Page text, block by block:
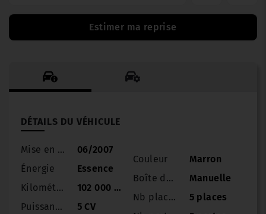
Estimer ma reprise
DÉTAILS DU VÉHICULE
Mise en circulation
06/2007
Énergie
Essence
Kilométrage
102 000 km
Puissance
5 CV
Couleur
Marron
Boîte de vitesse
Manuelle
Nb places
5 places